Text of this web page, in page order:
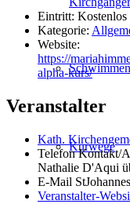
Schwimmen
Kurwege
Eintritt: Kostenlos
Kategorie:
Website:
https://
alpha-kurs/
Veranstalter
Kath.
TelefonKontakt/
Nathalie D'Aqui
E-Mail
Veranstalter-